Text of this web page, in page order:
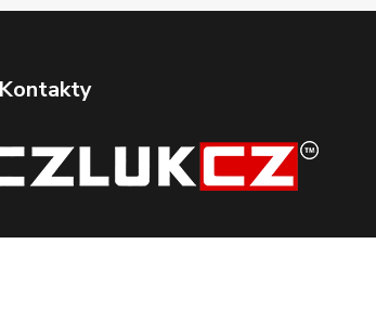
Kontakty